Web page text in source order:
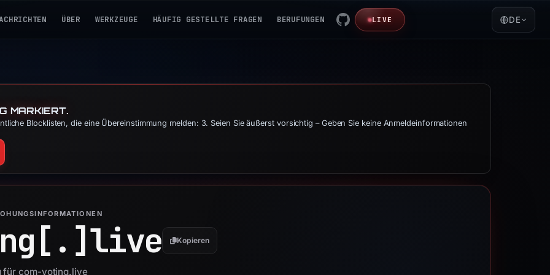
ÜBER WERKZEUGE HÄUFIG GESTELLTE FRAGEN BERUFUNGEN LIVE DE
MARKIERT.
Blocklisten, die eine Übereinstimmung melden: 3. Seien Sie äußerst vorsichtig – Geben Sie keine Anmeldeinformationen
live Kopieren
für com-voting.live